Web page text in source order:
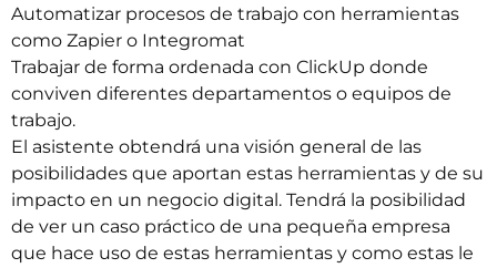
Automatizar procesos de trabajo con herramientas
como Zapier o Integromat
Trabajar de forma ordenada con ClickUp donde
conviven diferentes departamentos o equipos de
trabajo.
El asistente obtendrá una visión general de las
posibilidades que aportan estas herramientas y de su
impacto en un negocio digital. Tendrá la posibilidad
de ver un caso práctico de una pequeña empresa
que hace uso de estas herramientas y como estas le